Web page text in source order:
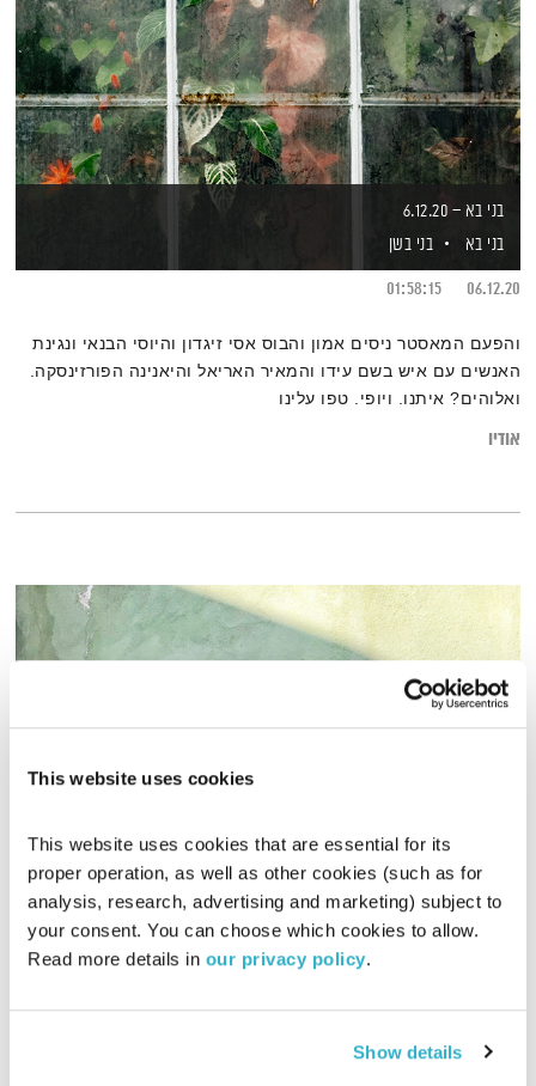
This website uses cookies
This website uses cookies that are essential for its
proper operation, as well as other cookies (such as for
analysis, research, advertising and marketing) subject to
your consent. You can choose which cookies to allow.
Read more details in our privacy policy.
Show details
בני בא – 6.12.20
בני בא
בני בשן
06.12.20
01:58:15
והפעם המאסטר ניסים אמון והבוס אסי זיגדון והיוסי הבנאי ונגינת
האנשים עם איש בשם עידו והמאיר האריאל והיאנינה הפורזינסקה.
ואלוהים? איתנו. ויופי. טפו עלינו
אודיו
מרחב ריפוי
אורי בנקהלטר
09.01.26
01:58:44
אודיו